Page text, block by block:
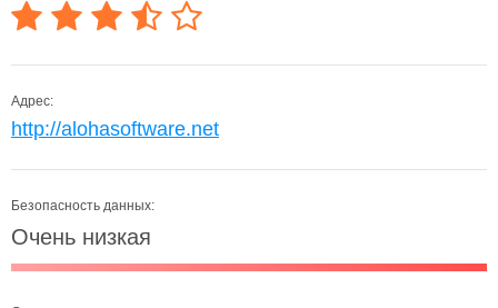
Адрес:
http://alohasoftware.net
Безопасность данных:
Очень низкая